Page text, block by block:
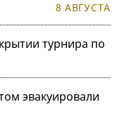
8 АВГУСТА
турнира по
эвакуировали